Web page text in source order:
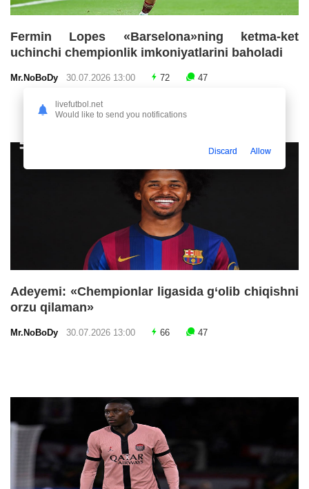
Fermin Lopes «Barselona»ning ketma-ket
uchinchi chempionlik imkoniyatlarini baholadi
Mr.NoBoDy 30.07.2026 13:00 72 47
Adeyemi: «Chempionlar ligasida g‘olib chiqishni
orzu qilaman»
Mr.NoBoDy 30.07.2026 13:00 66 47
livefutbol.net
Would like to send you notifications
Discard Allow